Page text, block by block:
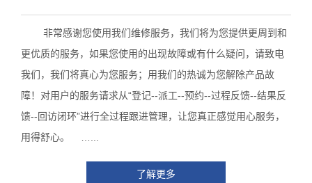
非常感谢您使用我们维修服务，我们将为您提供更周到和
更优质的服务，如果您使用的出现故障或有什么疑问，请致电
我们，我们将真心为您服务；用我们的热诚为您解除产品故
障！对用户的服务请求从“登记--派工--预约--过程反馈--结果反
馈--回访闭环”进行全过程跟进管理，让您真正感觉用心服务，
用得舒心。 …...
了解更多